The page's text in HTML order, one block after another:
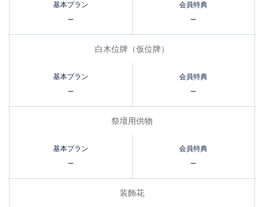
– –
白木位牌（仮位牌）
– –
祭壇用供物
– –
装飾花